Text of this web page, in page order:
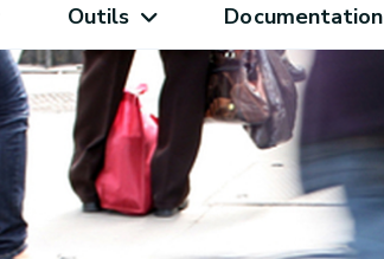
Outils Documentation